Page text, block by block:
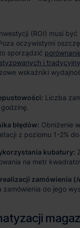
(ROI) musi
oczywistymi
sporządzić
i
wskaźniki
Liczba
błędów: Obniżenie
z poziomu 1-2%
kubatury:
na metr
zamówienia (
zamówienia do jego